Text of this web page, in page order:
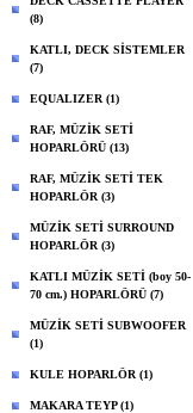
(8)
KATLI, DECK SİSTEMLER
(7)
EQUALIZER (1)
RAF, MÜZİK SETİ
HOPARLÖRÜ (13)
RAF, MÜZİK SETİ TEK
HOPARLÖR (3)
MÜZİK SETİ SURROUND
HOPARLÖR (3)
KATLI MÜZİK SETİ (boy 50-
70 cm.) HOPARLÖRÜ (7)
MÜZİK SETİ SUBWOOFER
(1)
KULE HOPARLÖR (1)
MAKARA TEYP (1)